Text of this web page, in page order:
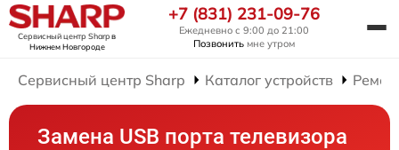
Сервисный центр Sharpв
Нижнем Новгороде
+7 (831) 231-09-76
Ежедневно с 9:00 до 21:00
Позвонить мне утром
Сервисный центр Sharp Каталог устройств
Замена USB порта телевизора